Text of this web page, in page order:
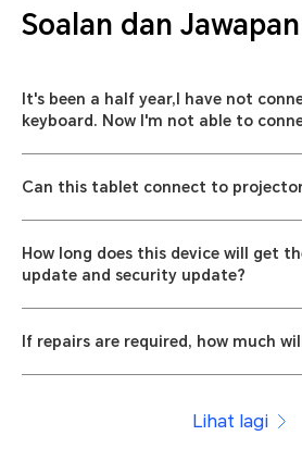
Soalan dan Jawapan
It's been a half year,I have not
keyboard. Now I'm not able to
Can this tablet connect to
How long does this device will get
update and security update?
If repairs are required, how much
Lihat lagi